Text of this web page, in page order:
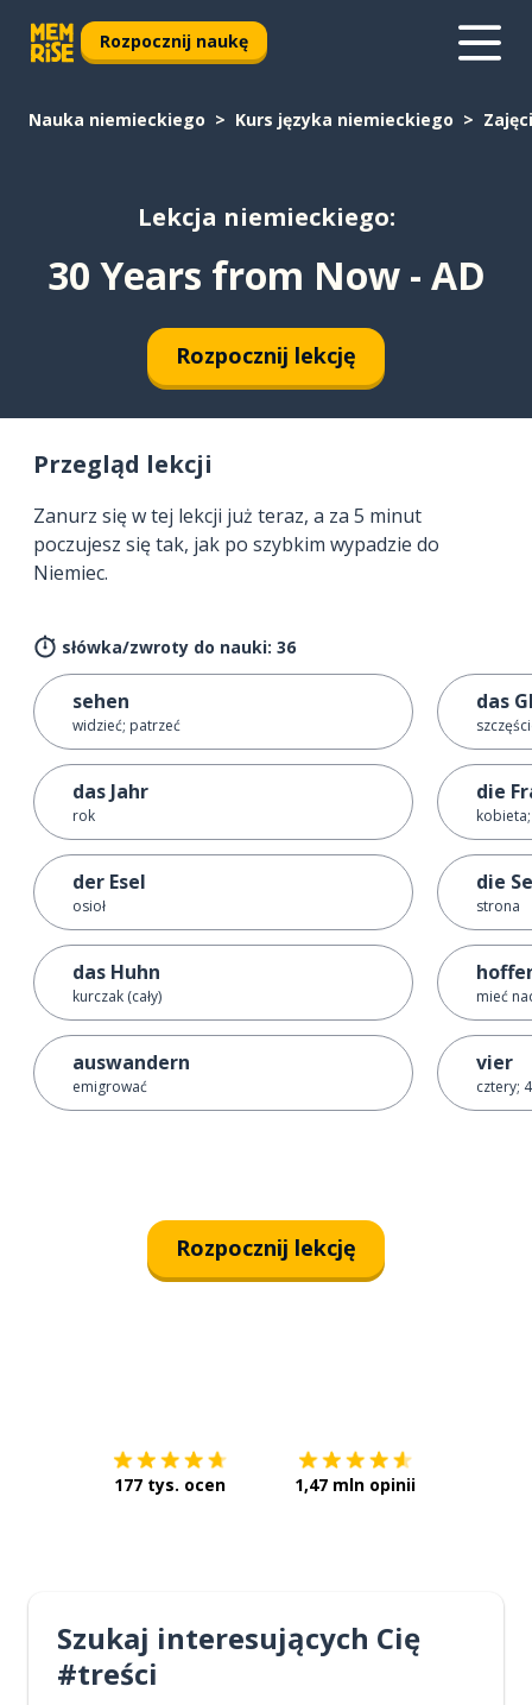
Rozpocznij naukę
Nauka niemieckiego Kurs języka niemieckiego
Lekcja niemieckiego:
30 Years from Now - AD
Rozpocznij lekcję
Przegląd lekcji
Zanurz się w tej lekcji już teraz, a za 5 minut
poczujesz się tak, jak po szybkim wypadzie do
Niemiec.
słówka/zwroty do nauki: 36
sehen
widzieć; patrzeć
das Jahr
rok
der Esel
osioł
das Huhn
kurczak (cały)
auswandern
emigrować
das
die
die
strona
mieć
vier
cztery; 4
Rozpocznij lekcję
177 tys. ocen 1,47 mln opinii
Szukaj interesujących Cię
#treści